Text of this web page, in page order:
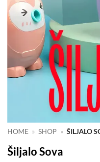
HOME » SHOP » ŠILJALO
Šiljalo Sova